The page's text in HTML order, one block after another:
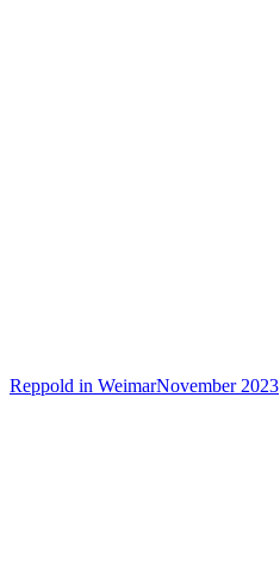
Reppold in WeimarNovember 2023